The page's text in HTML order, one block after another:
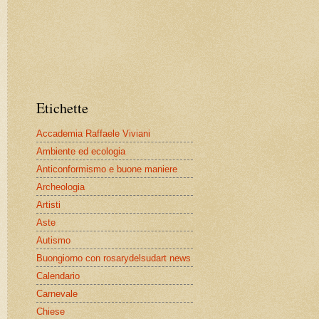
Etichette
Accademia Raffaele Viviani
Ambiente ed ecologia
Anticonformismo e buone maniere
Archeologia
Artisti
Aste
Autismo
Buongiorno con rosarydelsudart news
Calendario
Carnevale
Chiese